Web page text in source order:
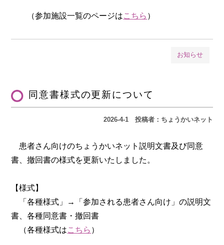
（参加施設一覧のページはこちら ）
お知らせ
同意書様式の更新について
2026-4-1投稿者：ちょうかいネット
患者さん向けのちょうかいネット説明文書及び同意
書、撤回書の様式を更新いたしました。
【様式】
「各種様式」→「参加される患者さん向け」の説明文
書、各種同意書・撤回書
（各種様式はこちら ）